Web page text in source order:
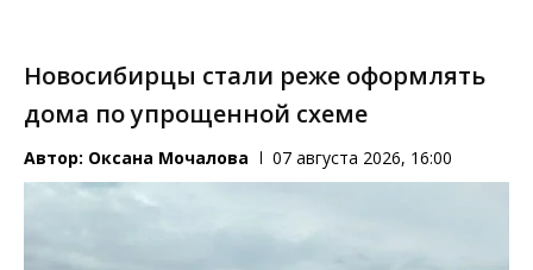
Новосибирцы стали реже оформлять
дома по упрощенной схеме
Автор: Оксана Мочалова 07 августа 2026, 16:00